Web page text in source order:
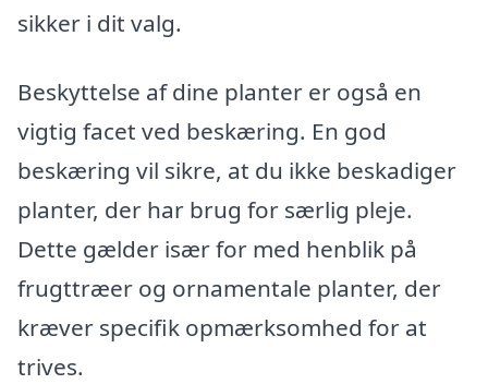
sikker i dit valg.
Beskyttelse af dine planter er også en
vigtig facet ved beskæring. En god
beskæring vil sikre, at du ikke beskadiger
planter, der har brug for særlig pleje.
Dette gælder især for med henblik på
frugttræer og ornamentale planter, der
kræver specifik opmærksomhed for at
trives.